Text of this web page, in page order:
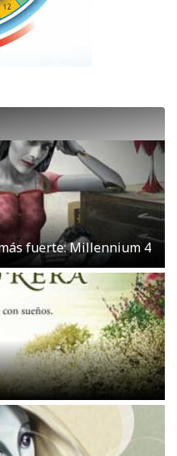
fuerte: Millennium 4